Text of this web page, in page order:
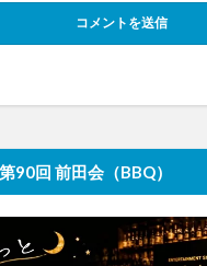
90回 前田会（BBQ）